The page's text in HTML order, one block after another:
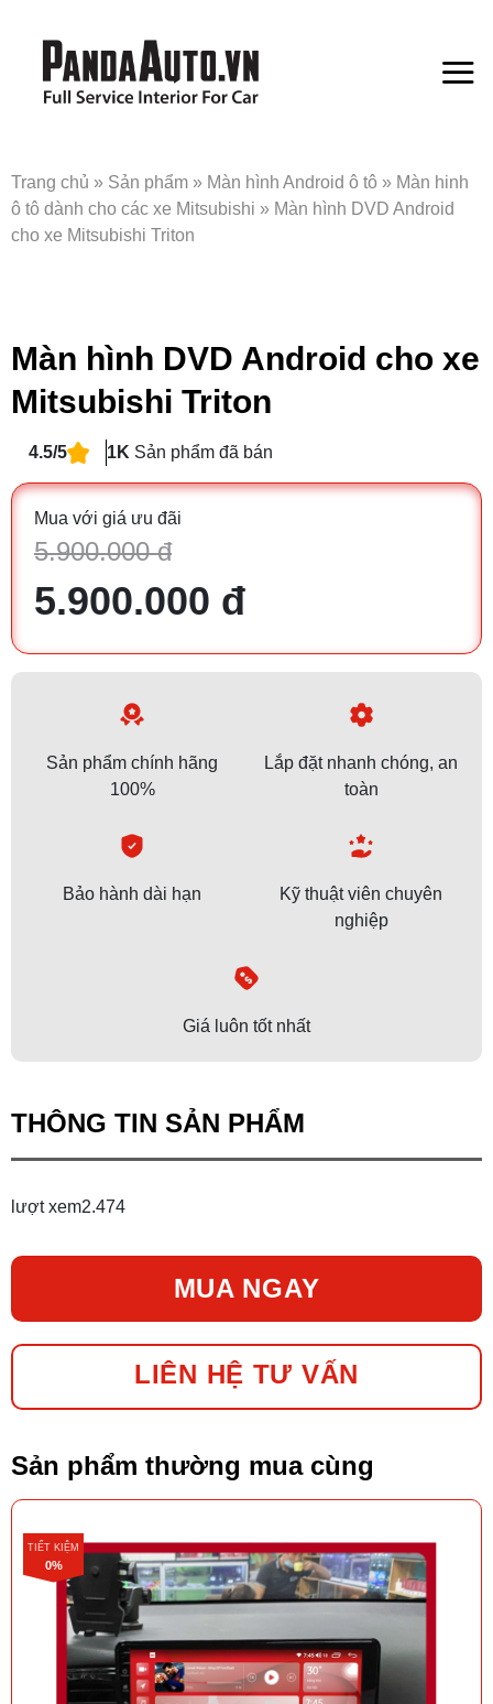
Trang chủ » Sản phẩm » Màn hình Android ô tô » Màn hinh
ô tô dành cho các xe Mitsubishi » Màn hình DVD Android
cho xe Mitsubishi Triton
Màn hình DVD Android cho xe
Mitsubishi Triton
4.5/5 1K Sản phẩm đã bán
Mua với giá ưu đãi
5.900.000 đ
5.900.000 đ
Sản phẩm chính hãng
100%
Lắp đặt nhanh chóng, an
toàn
Bảo hành dài hạn
Kỹ thuật viên chuyên
nghiệp
Giá luôn tốt nhất
THÔNG TIN SẢN PHẨM
lượt xem2.474
MUA NGAY
LIÊN HỆ TƯ VẤN
Sản phẩm thường mua cùng
TIẾT KIỆM
0%